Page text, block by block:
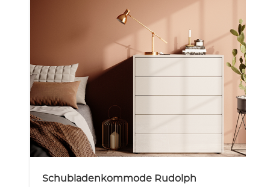
Schubladenkommode Rudolph